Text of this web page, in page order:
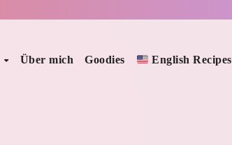
Über mich Goodies English Recipes